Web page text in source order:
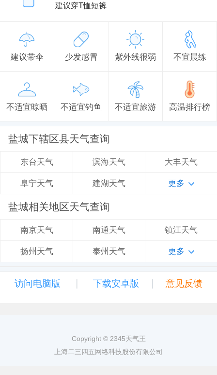
建议穿T恤短裤
建议带伞 少发感冒 紫外线很弱 不宜晨练
不适宜晾晒 不适宜钓鱼 不适宜旅游 高温排行榜
盐城下辖区县天气查询
东台天气 滨海天气 大丰天气
阜宁天气 建湖天气 更多
盐城相关地区天气查询
南京天气 南通天气 镇江天气
扬州天气 泰州天气 更多
访问电脑版 | 下载安卓版 | 意见反馈
Copyright © 2345天气王
上海二三四五网络科技股份有限公司